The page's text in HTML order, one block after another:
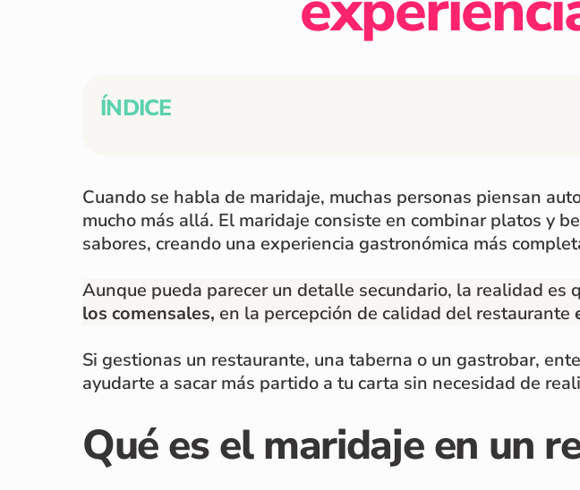
ÍNDICE
Cuando se habla de maridaje, muchas personas piensan
mucho más allá. El maridaje consiste en combinar platos y
sabores, creando una experiencia gastronómica más
Aunque pueda parecer un detalle secundario, la realidad es
los comensales, en la percepción de calidad del restaurante
Si gestionas un restaurante, una taberna o un gastrobar,
ayudarte a sacar más partido a tu carta sin necesidad de
Qué es el maridaje en un